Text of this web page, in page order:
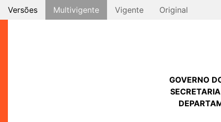
Versões Multivigente Vigente Original
GOVERNO